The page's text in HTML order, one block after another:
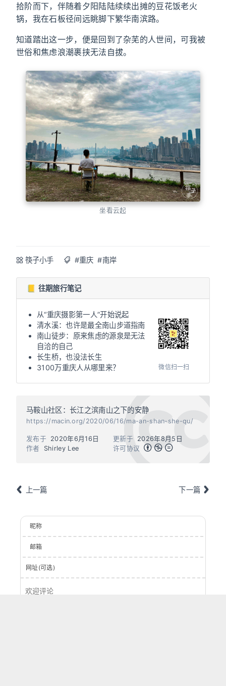
拾阶而下，伴随着夕阳陆陆续续出摊的豆花饭老火
锅，我在石板径间远眺脚下繁华南滨路。
知道踏出这一步，便是回到了杂芜的人世间，可我被
世俗和焦虑浪潮裹挟无法自拔。
坐看云起
筷子小手 #重庆 #南岸
📒 往期旅行笔记
从“重庆摄影第一人”开始说起
清水溪：也许是最全南山步道指南
南山徒步：原来焦虑的源泉是无法
自洽的自己
长生桥，也没法长生
3100万重庆人从哪里来？
微信扫一扫
马鞍山社区：长江之滨南山之下的安静
https://macin.org/2020/06/16/ma-an-shan-she-qu/
作者 Shirley Lee
发布于 2020年6月16日 更新于
2026年8月5日
许可协议
上一篇 下一篇
昵称
邮箱
网址(可选)